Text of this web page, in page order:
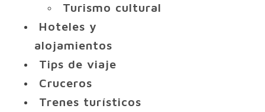
Turismo cultural
Hoteles y
alojamientos
Tips de viaje
Cruceros
Trenes turísticos